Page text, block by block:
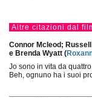
Altre citazioni dal
Connor Mcleod;
e Brenda Wyatt (
Jo sono in vita da
Beh, ognuno ha i suoi